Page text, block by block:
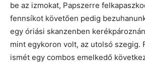
be az izmokat, Papszerre
fennsíkot követően pedig
egy óriási skanzenben
mint egykoron volt, az utolsó szegig.
ismét egy combos emelkedő